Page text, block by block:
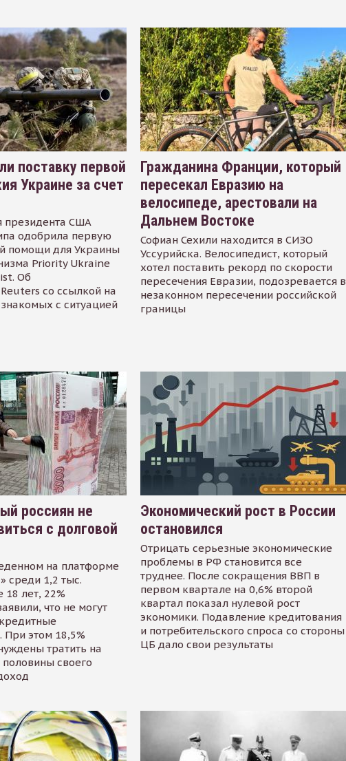
поставку первой
Украине за счет
президента США
одобрила первую
помощи для Украины
Priority Ukraine
Об
со ссылкой на
с ситуацией
Гражданина Франции, который
пересекал Евразию на
велосипеде, арестовали на
Дальнем Востоке
Софиан Сехили находится в СИЗО
Уссурийска. Велосипедист, который
хотел поставить рекорд по скорости
пересечения Евразии, подозревается в
незаконном пересечении российской
границы
россиян не
с долговой
на платформе
среди 1,2 тыс.
18 лет, 22%
что не могут
При этом 18,5%
тратить на
своего
Экономический рост в России
остановился
Отрицать серьезные экономические
проблемы в РФ становится все
труднее. После сокращения ВВП в
первом квартале на 0,6% второй
квартал показал нулевой рост
экономики. Подавление кредитования
и потребительского спроса со стороны
ЦБ дало свои результаты